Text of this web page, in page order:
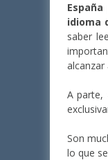
España
idioma
saber
alcanzar
A parte,
Son
lo que